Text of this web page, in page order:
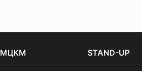
МЦКМ STAND-UP